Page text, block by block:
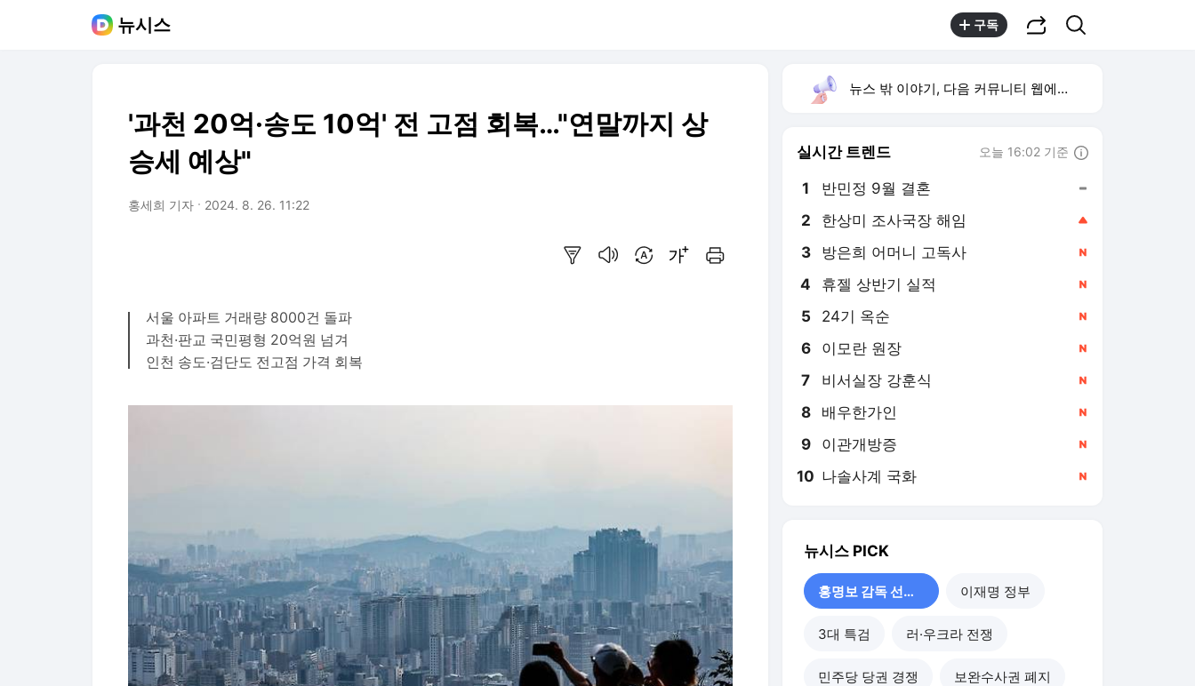
뉴시스 구독
'과천 20억·송도 10억' 전 고점 회복…"연말까지 상
승세 예상"
홍세희 기자 2024. 8. 26. 11:22
서울 아파트 거래량 8000건 돌파
과천·판교 국민평형 20억원 넘겨
인천 송도·검단도 전고점 가격 회복
뉴스 밖 이야기, 다음 커뮤니티 웹에서 보기
실시간 트렌드 오늘 16:02 기준
1 반민정 9월 결혼
2 한상미 조사국장 해임
3 방은희 어머니 고독사
4 휴젤 상반기 실적
5 24기 옥순
6 이모란 원장
7 비서실장 강훈식
8 배우한가인
9 이관개방증
10 나솔사계 국화
뉴시스 PICK
홍명보 감독 선임 논란 이재명 정부
3대 특검 러·우크라 전쟁
민주당 당권 경쟁 보완수사권 폐지